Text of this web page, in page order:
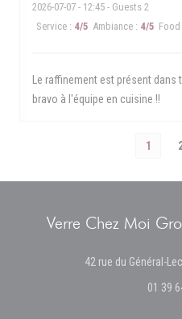
2026-07-07 - 12:45 - Guests 2
Service : 4/5 Ambiance : 4/5 Food
Le raffinement est présent
bravo à l'équipe en cuisine !!
1
Verre Chez Moi
42 rue du Général-
01 39